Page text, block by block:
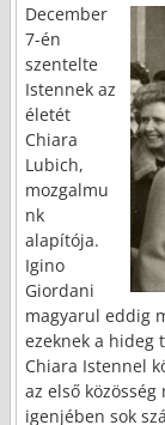
December
7-én
szentelte
Istennek az
életét
Chiara
Lubich,
mozgalmu
nk
alapítója.
Igino
Giordani
magyarul eddig
ezeknek a hideg
Chiara Istennel
az első
igenjében sok